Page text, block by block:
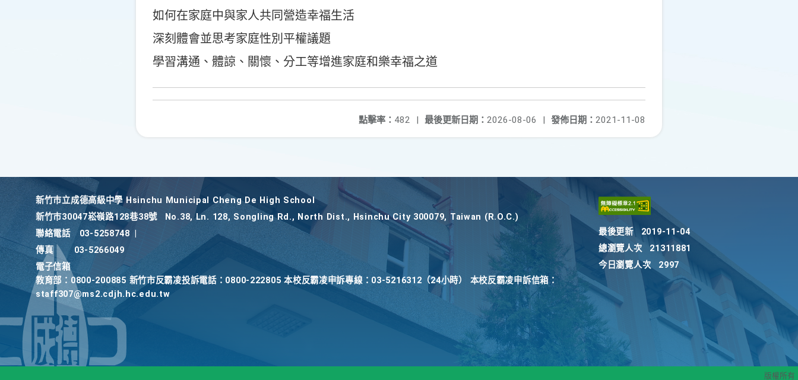
如何在家庭中與家人共同營造幸福生活
深刻體會並思考家庭性別平權議題
學習溝通、體諒、關懷、分工等增進家庭和樂幸福之道
發佈日期： 2021-11-08
最後更新日期： 2026-08-06 |
點擊率： 482 |
新竹巿立成德高級中學 Hsinchu Municipal Cheng De High School
新竹巿30047崧嶺路128巷38號
No.38, Ln. 128, Songling Rd., North Dist., Hsinchu City 300079, Taiwan (R.O.C.)
聯絡電話
03-5258748
傳真
03-5266049
電子信箱
教育部：0800-200885 新竹市反霸凌投訴電話：0800-222805 本校反霸凌申訴專線：03-5216312（24小時） 本校反霸凌申訴信箱：
staff307@ms2.cdjh.hc.edu.tw
最後更新
2019-11-04
總瀏覽人次
21311881
今日瀏覽人次
2997
版權所有